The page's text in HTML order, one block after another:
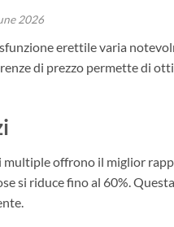
2026
erettile varia
di prezzo permette di
multiple offrono il miglior
si riduce fino al 60%.